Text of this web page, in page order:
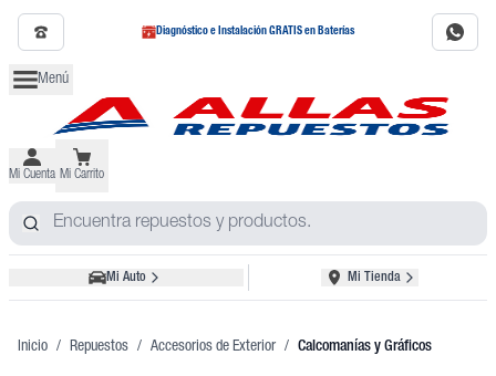
Diagnóstico e Instalación GRATIS en Baterías
Menú
Mi Cuenta Mi Carrito
Mi Auto Mi Tienda
Inicio / Repuestos / Accesorios de Exterior / Calcomanías y Gráficos